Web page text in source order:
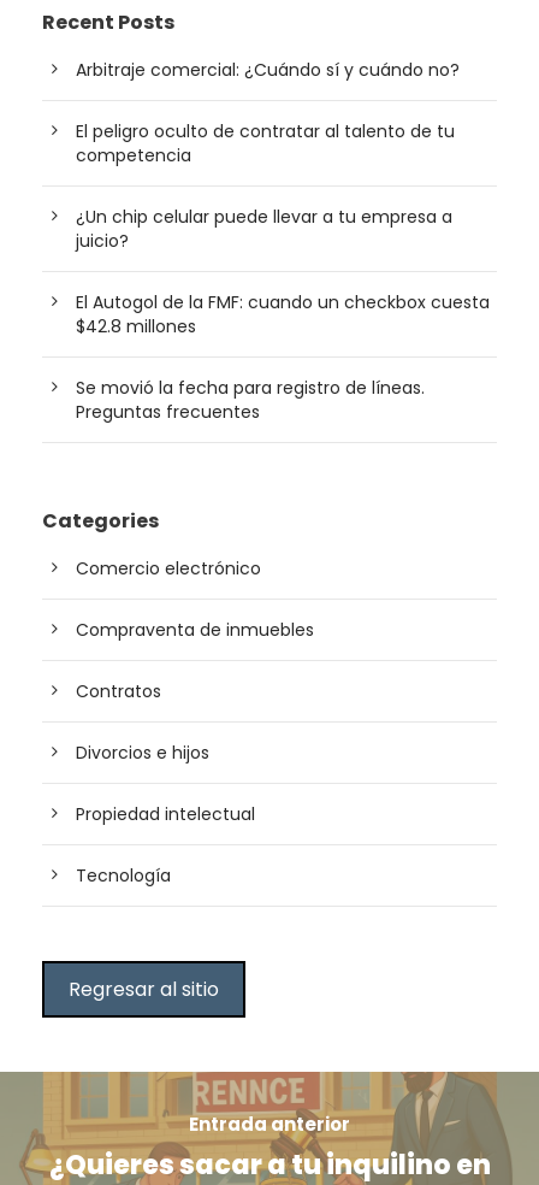
Recent Posts
Arbitraje comercial: ¿Cuándo sí y cuándo no?
El peligro oculto de contratar al talento de tu
competencia
¿Un chip celular puede llevar a tu empresa a
juicio?
El Autogol de la FMF: cuando un checkbox cuesta
$42.8 millones
Se movió la fecha para registro de líneas.
Preguntas frecuentes
Categories
Comercio electrónico
Compraventa de inmuebles
Contratos
Divorcios e hijos
Propiedad intelectual
Tecnología
Regresar al sitio
Entrada anterior
¿Quieres sacar a tu inquilino en